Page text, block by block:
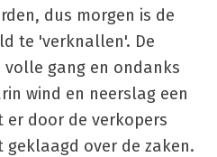
dus morgen is de
te 'verknallen'. De
gang en ondanks
wind en neerslag een
door de verkopers
over de zaken.